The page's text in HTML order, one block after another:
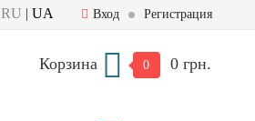
RU | UA Вход Регистрация
Корзина 0 0 грн.